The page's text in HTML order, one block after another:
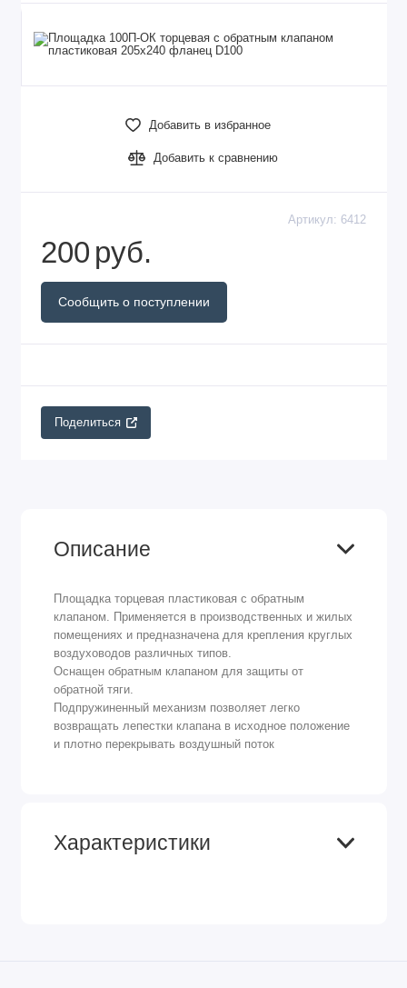
Добавить в избранное
Добавить к сравнению
Артикул: 6412
200 руб.
Сообщить о поступлении
Поделиться
Описание
Площадка торцевая пластиковая с обратным
клапаном. Применяется в производственных и жилых
помещениях и предназначена для крепления круглых
воздуховодов различных типов.
Оснащен обратным клапаном для защиты от
обратной тяги.
Подпружиненный механизм позволяет легко
возвращать лепестки клапана в исходное положение
и плотно перекрывать воздушный поток
Характеристики